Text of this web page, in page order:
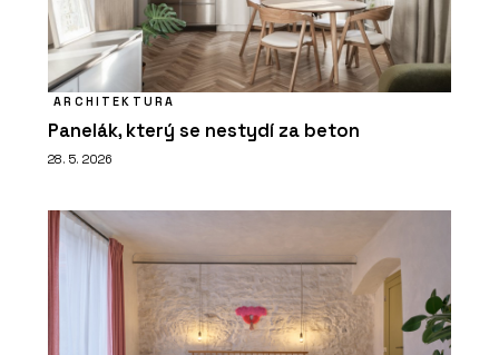
ARCHITEKTURA
Panelák, který se nestydí za beton
28. 5. 2026